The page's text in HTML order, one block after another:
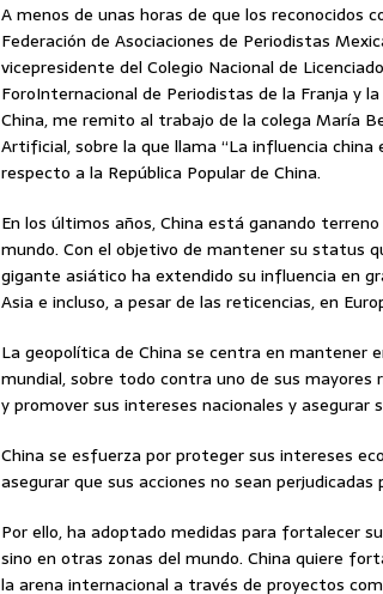
A menos de unas horas de que los reconocidos
Federación de Asociaciones de Periodistas
vicepresidente del Colegio Nacional de
ForoInternacional de Periodistas de la Franja y
China, me remito al trabajo de la colega María
Artificial, sobre la que llama “La influencia
respecto a la República Popular de China.
En los últimos años, China está ganando
mundo. Con el objetivo de mantener su status
gigante asiático ha extendido su influencia en
Asia e incluso, a pesar de las reticencias, en
La geopolítica de China se centra en mantener
mundial, sobre todo contra uno de sus mayores
y promover sus intereses nacionales y asegurar
China se esfuerza por proteger sus intereses
asegurar que sus acciones no sean perjudicadas
Por ello, ha adoptado medidas para fortalecer
sino en otras zonas del mundo. China quiere
la arena internacional a través de proyectos